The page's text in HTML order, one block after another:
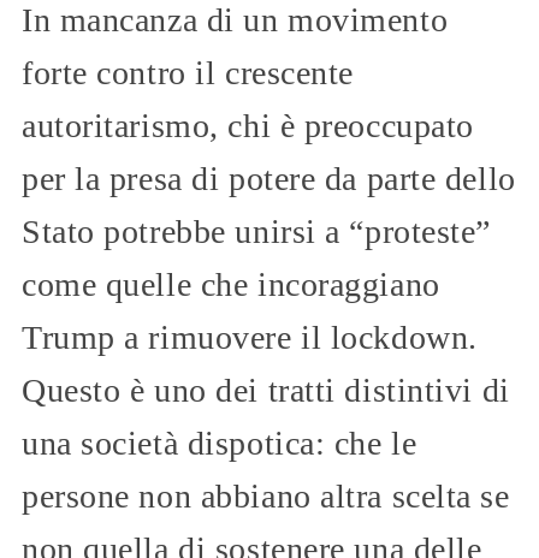
In mancanza di un movimento
forte contro il crescente
autoritarismo, chi è preoccupato
per la presa di potere da parte dello
Stato potrebbe unirsi a “proteste”
come quelle che incoraggiano
Trump a rimuovere il lockdown.
Questo è uno dei tratti distintivi di
una società dispotica: che le
persone non abbiano altra scelta se
non quella di sostenere una delle